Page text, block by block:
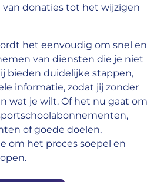
donaties tot het wijzigen
het eenvoudig om snel en
van diensten die je niet
bieden duidelijke stappen,
informatie, zodat jij zonder
wat je wilt. Of het nu gaat om
of goede doelen,
om het proces soepel en